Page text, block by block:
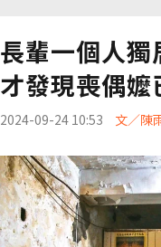
長輩一個人
才發現喪偶嬤
2024-09-24 10:53 文／陳